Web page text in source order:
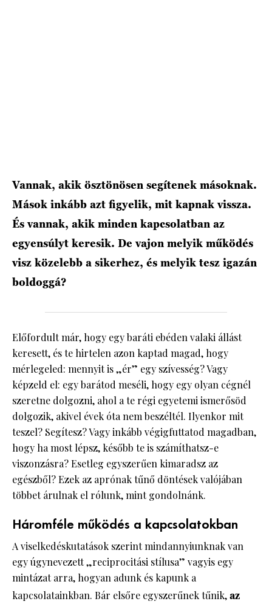
Vannak, akik ösztönösen segítenek másoknak.
Mások inkább azt figyelik, mit kapnak vissza.
És vannak, akik minden kapcsolatban az
egyensúlyt keresik. De vajon melyik működés
visz közelebb a sikerhez, és melyik tesz igazán
boldoggá?
Előfordult már, hogy egy baráti ebéden valaki állást
keresett, és te hirtelen azon kaptad magad, hogy
mérlegeled: mennyit is „ér” egy szívesség? Vagy
képzeld el: egy barátod meséli, hogy egy olyan cégnél
szeretne dolgozni, ahol a te régi egyetemi ismerősöd
dolgozik, akivel évek óta nem beszéltél. Ilyenkor mit
teszel? Segítesz? Vagy inkább végigfuttatod magadban,
hogy ha most lépsz, később te is számíthatsz-e
viszonzásra? Esetleg egyszerűen kimaradsz az
egészből? Ezek az aprónak tűnő döntések valójában
többet árulnak el rólunk, mint gondolnánk.
Háromféle működés a kapcsolatokban
A viselkedéskutatások szerint mindannyiunknak van
egy úgynevezett „reciprocitási stílusa” vagyis egy
mintázat arra, hogyan adunk és kapunk a
kapcsolatainkban. Bár elsőre egyszerűnek tűnik,az